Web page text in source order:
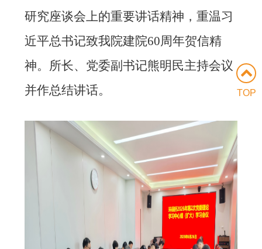
研究座谈会上的重要讲话精神，重温习
近平总书记致我院建院60周年贺信精
神。所长、党委副书记熊明民主持会议
并作总结讲话。
TOP